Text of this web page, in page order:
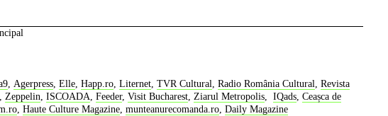
, Agerpress, Elle, Happ.ro, Liternet, TVR Cultural, Radio România Cultural, Revista
Zeppelin, ISCOADA, Feeder, Visit Bucharest, Ziarul Metropolis, IQads, Ceașca de
, Haute Culture Magazine, munteanurecomanda.ro, Daily Magazine